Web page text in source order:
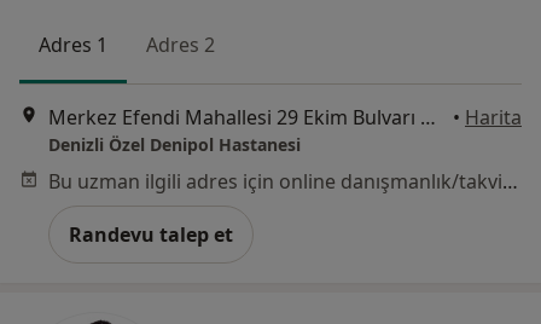
Adres 1 Adres 2
Merkez Efendi Mahallesi 29 Ekim Bulvarı No:102, Denizli • Harita
Denizli Özel Denipol Hastanesi
Bu uzman ilgili adres için online danışmanlık/takvim sunmuyor.
Randevu talep et